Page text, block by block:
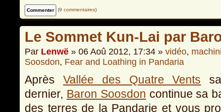
(9 commentaires)
Le Sommet Kun-Lai par
Par Lenwë » 06 Aoû 2012, 17:34 » vidéo,
Soosdon, Fear and Loathing in Pandaria
Après Vallée des Quatre Vents
dernier, Baron Soosdon continue sa
des terres de la Pandarie et vous